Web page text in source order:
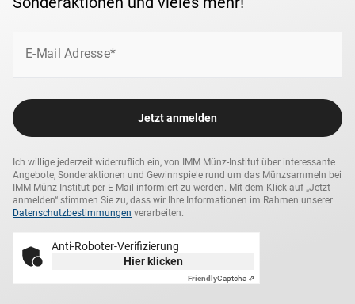
E-Mail Adresse*
Jetzt anmelden
Ich willige jederzeit widerruflich ein, von IMM Münz-Institut über interessante
Angebote, Sonderaktionen und Gewinnspiele rund um das Münzsammeln bei
IMM Münz-Institut per E-Mail informiert zu werden. Mit dem Klick auf „Jetzt
anmelden“ stimmen Sie zu, dass wir Ihre Informationen im Rahmen unserer
Datenschutzbestimmungen verarbeiten.
Anti-Roboter-Verifizierung
Hier klicken
FriendlyCaptcha ⇗